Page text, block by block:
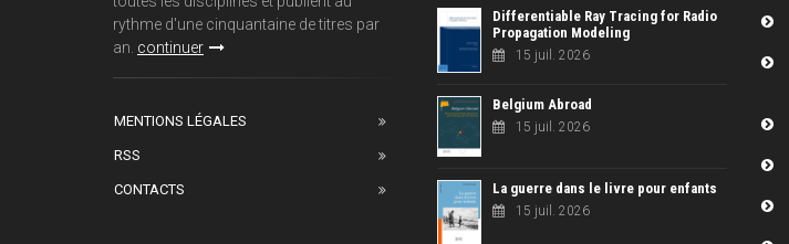
rythme d'une cinquantaine de titres par
an. continuer
MENTIONS LÉGALES
RSS
CONTACTS
Differentiable Ray Tracing for Radio
Propagation Modeling
15 juil. 2026
Belgium Abroad
15 juil. 2026
La guerre dans le livre pour enfants
15 juil. 2026